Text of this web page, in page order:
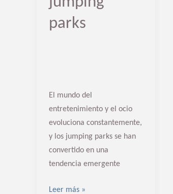
parks
El mundo del
entretenimiento y el ocio
evoluciona constantemente,
y los jumping parks se han
convertido en una
tendencia emergente
Leer más »